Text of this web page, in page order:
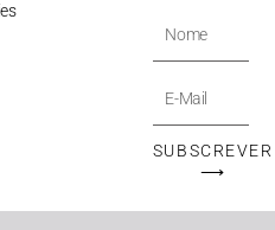
Nome
E-
Mail
SUBSCREVER
⟶